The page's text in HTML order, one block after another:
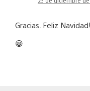
Gracias. Feliz Navidad!
😀